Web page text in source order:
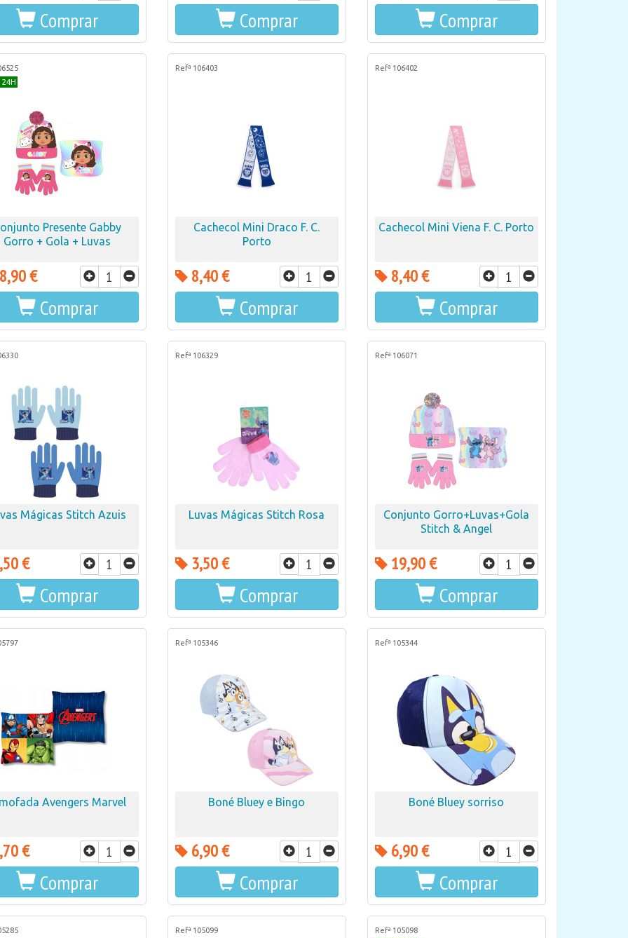
Comprar Comprar Comprar
24H
Presente Gabby
Gorro + Gola + Luvas
€
Comprar
Refª 106403
Cachecol Mini Draco F. C.
Porto
8,40 €
Comprar
Refª 106402
Cachecol Mini Viena F. C. Porto
8,40 €
Comprar
Mágicas Stitch Azuis
€
Comprar
Refª 106329
Luvas Mágicas Stitch Rosa
3,50 €
Comprar
Refª 106071
Conjunto Gorro+Luvas+Gola
Stitch & Angel
19,90 €
Comprar
Avengers Marvel
€
Comprar
Refª 105346
Boné Bluey e Bingo
6,90 €
Comprar
Refª 105344
Boné Bluey sorriso
6,90 €
Comprar
Refª 105099
Refª 105098